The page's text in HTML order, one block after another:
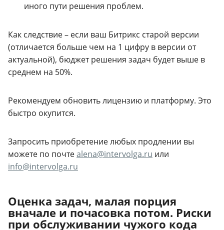
иного пути решения проблем.
Как следствие – если ваш Битрикс старой версии
(отличается больше чем на 1 цифру в версии от
актуальной), бюджет решения задач будет выше в
среднем на 50%.
Рекомендуем обновить лицензию и платформу. Это
быстро окупится.
Запросить приобретение любых продлении вы
можете по почтеalena@intervolga.ru или
info@intervolga.ru
Оценка задач, малая порция
вначале и почасовка потом. Риски
при обслуживании чужого кода